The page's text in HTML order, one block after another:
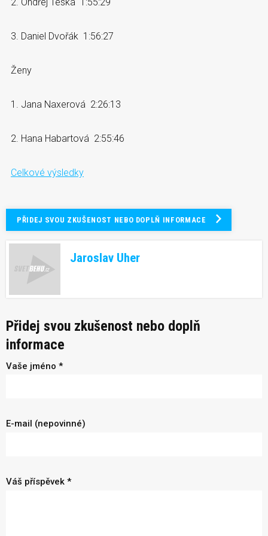
3. Daniel Dvořák 1:56:27
Ženy
1. Jana Naxerová 2:26:13
2. Hana Habartová 2:55:46
Celkové výsledky
PŘIDEJ SVOU ZKUŠENOST NEBO DOPLŇ INFORMACE
Jaroslav Uher
Přidej svou zkušenost nebo doplň
informace
Vaše jméno *
E-mail (nepovinné)
Váš příspěvek *